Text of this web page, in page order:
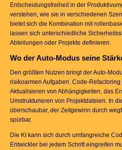
Entscheidungsfreiheit in der
verstehen, wie sie in verschiedenen
bietet sich die Kombination mit
lassen sich unterschiedliche
Abteilungen oder Projekte definieren.
Wo der Auto-Modus seine
Den größten Nutzen bringt der Auto-
risikoarmen Aufgaben. Code-
Aktualisieren von Abhängigkeiten, das
Umstrukturieren von Projektdateien. In
überschaubar, der Zeitgewinn durch
spürbar.
Die KI kann sich durch umfangreiche
Entwickler bei jedem Schritt eingreifen